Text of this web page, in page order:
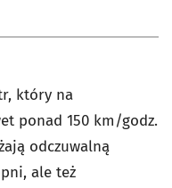
który na
ponad 150 km/godz.
odczuwalną
ale też